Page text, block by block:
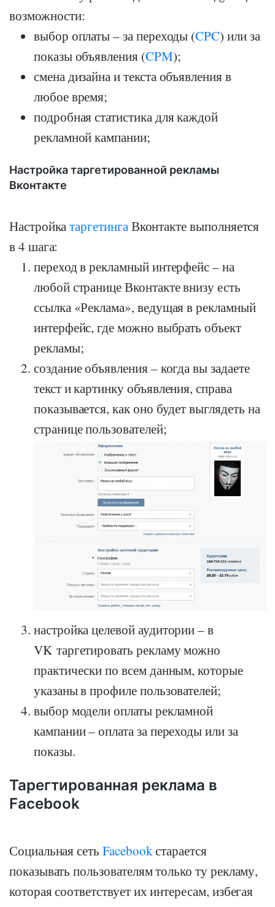
возможности:
выбор оплаты – за переходы (CPC) или за
показы объявления (CPM);
смена дизайна и текста объявления в
любое время;
подробная статистика для каждой
рекламной кампании;
Настройка таргетированной рекламы
Вконтакте
НастройкатаргетингаВконтакте выполняется
в 4 шага:
переход в рекламный интерфейс – на
любой странице Вконтакте внизу есть
ссылка «Реклама», ведущая в рекламный
интерфейс, где можно выбрать объект
рекламы;
создание объявления – когда вы задаете
текст и картинку объявления, справа
показывается, как оно будет выглядеть на
странице пользователей;
настройка целевой аудитории – в
VK таргетировать рекламу можно
практически по всем данным, которые
указаны в профиле пользователей;
выбор модели оплаты рекламной
кампании – оплата за переходы или за
показы.
Тарегтированная реклама в
Facebook
Социальная сеть Facebookстарается
показывать пользователям только ту рекламу,
которая соответствует их интересам, избегая